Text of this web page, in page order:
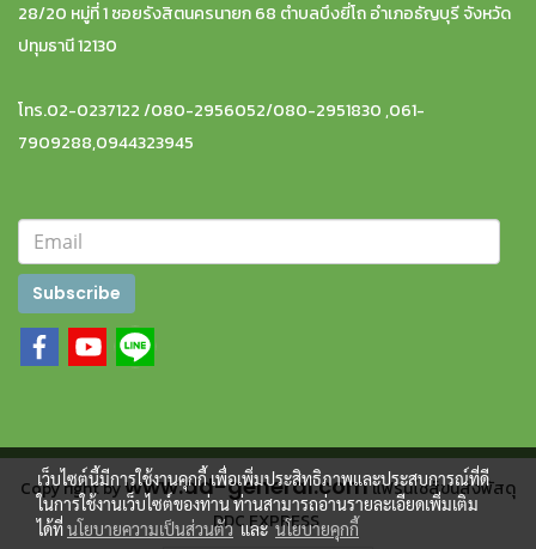
28/20 หมู่ที่ 1 ซอยรังสิตนครนายก 68 ตำบลบึงยี่โถ อำเภอธัญบุรี จังหวัด
ปทุมธานี 12130
โทร.02-0237122 /080-2956052/080-2951830 ,061-
7909288,0944323945
Subscribe
Copy right bywww.dd-general.comแฟรนไชส์ขนส่งพัสดุ
DDC EXPRESS
เว็บไซต์นี้มีการใช้งานคุกกี้ เพื่อเพิ่มประสิทธิภาพและประสบการณ์ที่ดี
ในการใช้งานเว็บไซต์ของท่าน ท่านสามารถอ่านรายละเอียดเพิ่มเติม
ได้ที่นโยบายความเป็นส่วนตัวและนโยบายคุกกี้